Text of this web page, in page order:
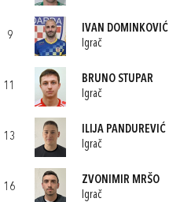
9
IVAN DOMINKOVIĆ
Igrač
11
BRUNO STUPAR
Igrač
13
ILIJA PANDUREVIĆ
Igrač
16
ZVONIMIR MRŠO
Igrač